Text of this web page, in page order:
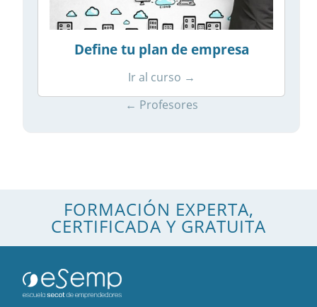
Define tu plan de empresa
Ir al curso →
← Profesores
FORMACIÓN EXPERTA,
CERTIFICADA Y GRATUITA